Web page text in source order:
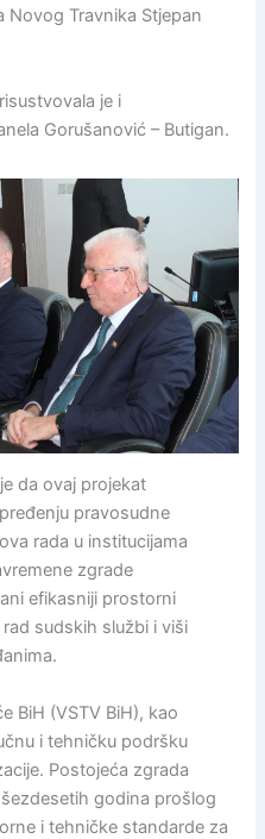
Novog Travnika Stjepan
je i
Gorušanović – Butigan.
da ovaj projekat
pravosudne
rada u institucijama
zgrade
efikasniji prostorni
sudskih službi i viši
BiH (VSTV BiH), kao
i tehničku podršku
Postojeća zgrada
godina prošlog
i tehničke standarde za